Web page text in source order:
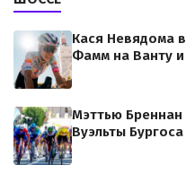
Кася Невядома
Фамм на Ванту
Мэттью Бреннан
Вуэльты Бургоса